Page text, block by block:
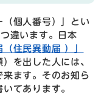
（個人番号）」とい
違います。日本
（住民異動届 ）」
を出した人には、
来ます。そのお知ら
てあります。